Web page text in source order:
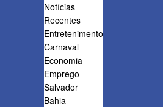
Notícias
Recentes
Entretenimento
Carnaval
Economia
Emprego
Salvador
Bahia